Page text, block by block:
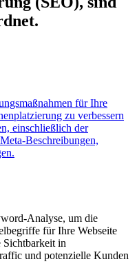
für Ihre
zu verbessern
einschließlich der
Beschreibungen,
Analyse, um die
für Ihre Webseite
in
und potenzielle Kunden